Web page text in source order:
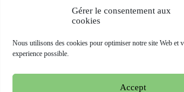
Gérer le consentement aux
cookies
Nous utilisons des cookies pour optimiser notre site Web et
experience possible.
Accept
AfrIPI
Recevoir notre newsletter
S'inscrire